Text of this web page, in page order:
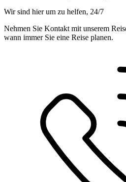
Wir sind hier um zu helfen, 24/7
Nehmen Sie Kontakt mit unserem
wann immer Sie eine Reise planen.